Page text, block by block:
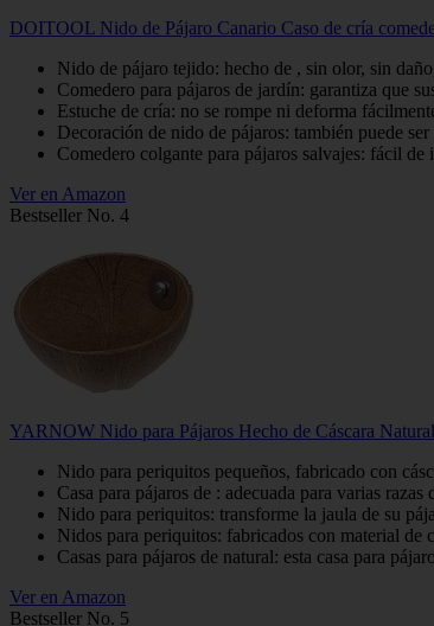
DOITOOL Nido de Pájaro Canario Caso de cría
Nido de pájaro tejido: hecho de , sin olor, sin
Comedero para pájaros de jardín: garantiza que
Estuche de cría: no se rompe ni deforma
Decoración de nido de pájaros: también puede
Comedero colgante para pájaros salvajes: fácil
Ver en Amazon
Bestseller No. 4
YARNOW Nido para Pájaros Hecho de Cáscara
Nido para periquitos pequeños, fabricado con
Casa para pájaros de : adecuada para varias
Nido para periquitos: transforme la jaula de su
Nidos para periquitos: fabricados con material de
Casas para pájaros de natural: esta casa para
Ver en Amazon
Bestseller No. 5